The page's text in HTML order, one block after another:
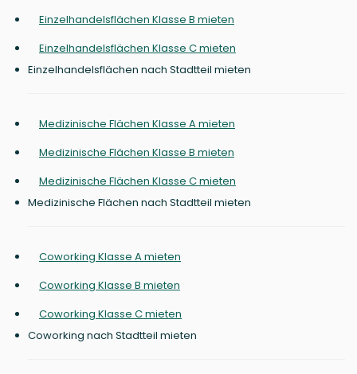
Einzelhandelsflächen Klasse B mieten
Einzelhandelsflächen Klasse C mieten
Einzelhandelsflächen nach Stadtteil mieten
Medizinische Flächen Klasse A mieten
Medizinische Flächen Klasse B mieten
Medizinische Flächen Klasse C mieten
Medizinische Flächen nach Stadtteil mieten
Coworking Klasse A mieten
Coworking Klasse B mieten
Coworking Klasse C mieten
Coworking nach Stadtteil mieten